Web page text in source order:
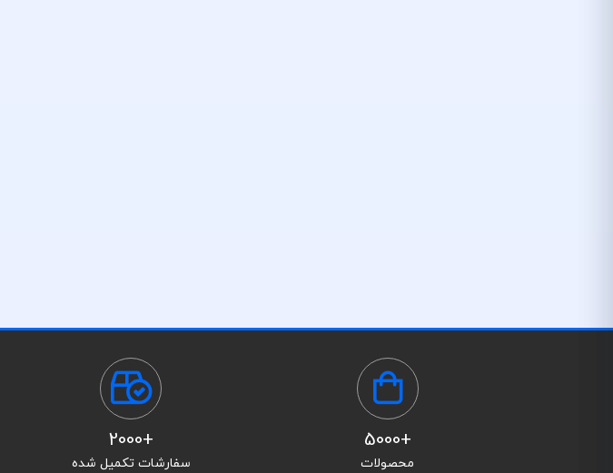
+5000
محصولات
+2000
سفارشات تکمیل شده